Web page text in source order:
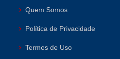
Quem Somos
Política de Privacidade
Termos de Uso